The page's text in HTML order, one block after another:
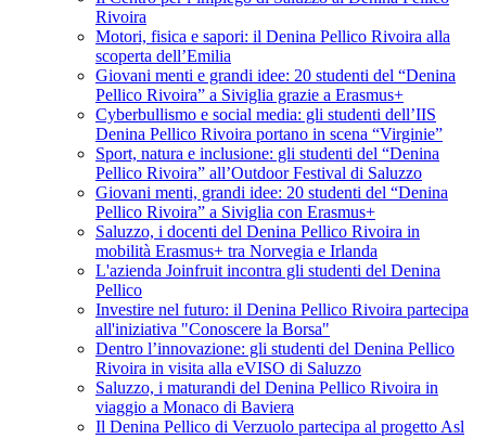
Rivoira
Motori, fisica e sapori: il Denina Pellico Rivoira alla
scoperta dell’Emilia
Giovani menti e grandi idee: 20 studenti del “Denina
Pellico Rivoira” a Siviglia grazie a Erasmus+
Cyberbullismo e social media: gli studenti dell’IIS
Denina Pellico Rivoira portano in scena “Virginie”
Sport, natura e inclusione: gli studenti del “Denina
Pellico Rivoira” all’Outdoor Festival di Saluzzo
Giovani menti, grandi idee: 20 studenti del “Denina
Pellico Rivoira” a Siviglia con Erasmus+
Saluzzo, i docenti del Denina Pellico Rivoira in
mobilità Erasmus+ tra Norvegia e Irlanda
L'azienda Joinfruit incontra gli studenti del Denina
Pellico
Investire nel futuro: il Denina Pellico Rivoira partecipa
all'iniziativa "Conoscere la Borsa"
Dentro l’innovazione: gli studenti del Denina Pellico
Rivoira in visita alla eVISO di Saluzzo
Saluzzo, i maturandi del Denina Pellico Rivoira in
viaggio a Monaco di Baviera
Il Denina Pellico di Verzuolo partecipa al progetto Asl